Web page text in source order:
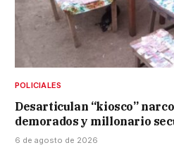
POLICIALES
Desarticulan “kiosco”
demorados y millonario
6 de agosto de 2026